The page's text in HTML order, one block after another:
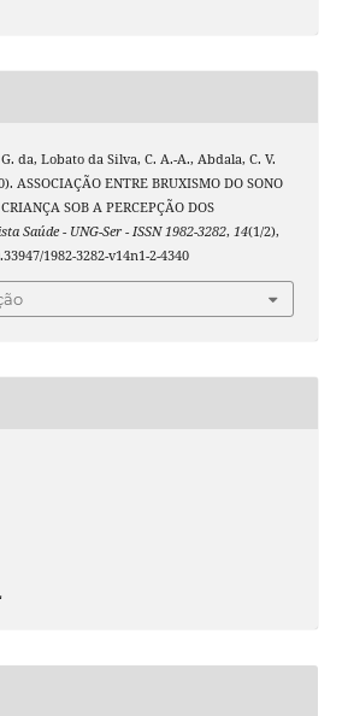
da, Lobato da Silva, C. A.-A., Abdala, C. V.
ASSOCIAÇÃO ENTRE BRUXISMO DO SONO
SOB A PERCEPÇÃO DOS
Saúde - UNG-Ser - ISSN 1982-3282, 14(1/2),
1982-3282-v14n1-2-4340